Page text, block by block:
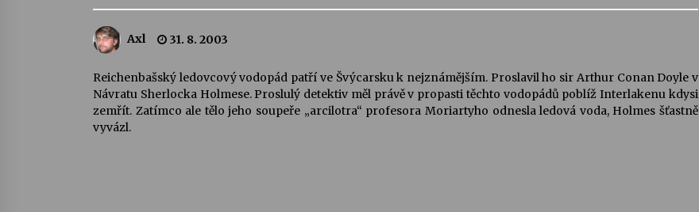
Pozvánka na integrační festival
Quijotova šedesátka: 28. 7.–1. 8.
28. 7. 2026
Letní koncerty ve Stromovce: Rufus
Vysočinka
Axl 31. 8. 2003
Reichenbašský ledovcový vodopád patří ve Švýcarsku k nejznámějším. Proslavil ho sir Arthur Conan Doyle v
Návratu Sherlocka Holmese. Proslulý detektiv měl právě v propasti těchto vodopádů poblíž Interlakenu kdysi
zemřít. Zatímco ale tělo jeho soupeře „arcilotra“ profesora Moriartyho odnesla ledová voda, Holmes šťastně
vyvázl.